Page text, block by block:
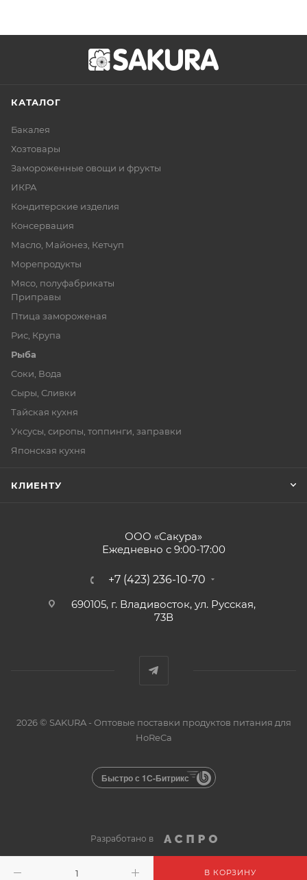
В КОРЗИНУ
КАТАЛОГ
Бакалея
Хозтовары
Замороженные овощи и фрукты
ИКРА
Кондитерские изделия
Консервация
Масло, Майонез, Кетчуп
Морепродукты
Мясо, полуфабрикаты
Приправы
Птица замороженая
Рис, Крупа
Рыба
Соки, Вода
Сыры, Сливки
Тайская кухня
Уксусы, сиропы, топпинги, заправки
Японская кухня
КЛИЕНТУ
ООО «Сакура»
Ежедневно с 9:00-17:00
+7 (423) 236-10-70
690105, г. Владивосток, ул. Русская,
73В
2026 © SAKURA - Оптовые поставки продуктов питания для
HoReCa
Быстро с 1С-Битрикс
Разработано в